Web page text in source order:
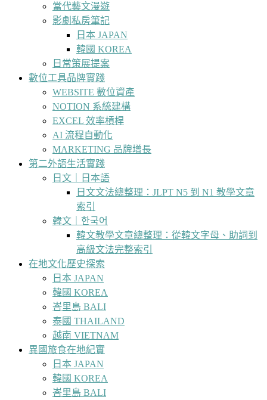
當代藝文漫遊
影劇私房筆記
日本 JAPAN
韓國 KOREA
日常策展提案
數位工具品牌實踐
WEBSITE 數位資產
NOTION 系統建構
EXCEL 效率槓桿
AI 流程自動化
MARKETING 品牌增長
第二外語生活實踐
日文｜日本語
日文文法總整理：JLPT N5 到 N1 教學文章
索引
韓文｜한국어
韓文教學文章總整理：從韓文字母、助詞到
高級文法完整索引
在地文化歷史探索
日本 JAPAN
韓國 KOREA
峇里島 BALI
泰國 THAILAND
越南 VIETNAM
異國旅食在地紀實
日本 JAPAN
韓國 KOREA
峇里島 BALI